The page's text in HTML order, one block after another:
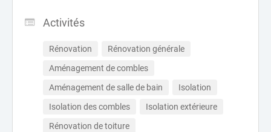
Activités
Rénovation
Rénovation générale
Aménagement de combles
Aménagement de salle de bain
Isolation
Isolation des combles
Isolation extérieure
Rénovation de toiture